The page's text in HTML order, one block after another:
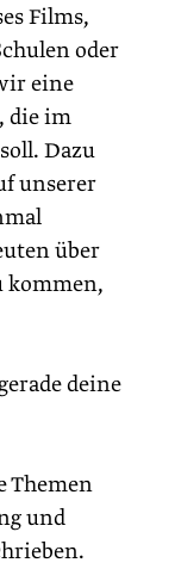
Films,
oder
eine
die im
Dazu
unserer
über
kommen,
deine
und